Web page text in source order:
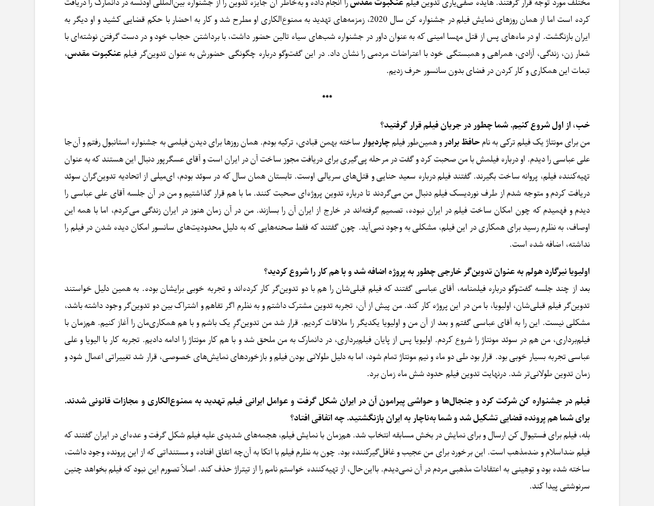
مختلف مورد توجه قرار گرفتند. هایده صفی‌یاری تدوین فیلم عنکبوت مقدسرا انجام داده و به‌خاطر آن جایزه تدوین را از جشنواره بین‌المللی اودنسه در دانمارک را دریافت
کرده است اما از همان روزهای نمایش فیلم در جشنواره کن سال 2020، زمزمه‌های تهدید به ممنوع‌الکاری او مطرح شد و کار به احضار با حکم قضایی کشید و او دیگر به
ایران بازنگشت. او در ماه‌های پس از قتل مهسا امینی که به عنوان داور در جشنواره شب‌های سیاه تالین حضور داشت، با برداشتن حجاب خود و در دست گرفتن نوشته‌ای با
شعار زن، زندگی، آزادی، همراهی و همبستگی خود با اعتراضات مردمی را نشان داد. در این گفت‌وگو درباره چگونگی حضورش به عنوان تدوین‌گر فیلم عنکبوت مقدس،
تبعات این همکاری و کار کردن در فضای بدون سانسور حرف زدیم.
***
خب، از اول شروع کنیم. شما چطور در جریان فیلم قرار گرفتید؟
من برای مونتاژ یک فیلم ترکی به نامحافظ برادر و همین‌طور فیلمچاردیوار ساخته بهمن قبادی، ترکیه بودم. همان روزها برای دیدن فیلمی به جشنواره استانبول رفتم و آن‌جا
علی عباسی را دیدم. او درباره فیلمش با من صحبت کرد و گفت در مرحله پی‌گیری برای دریافت مجوز ساخت آن در ایران است و آقای عسگرپور دنبال این هستند که به عنوان
تهیه‌کننده فیلم، پروانه ساخت بگیرند. گفتند فیلم درباره سعید حنایی و قتل‌های سریالی اوست. تابستان همان سال که در سوئد بودم، ای‌میلی از اتحادیه تدوین‌گران سوئد
دریافت کردم و متوجه شدم از طرف نوردیسک فیلم دنبال من می‌گردند تا درباره تدوین پروژه‌ای صحبت کنند. ما با هم قرار گذاشتیم و من در آن جلسه آقای علی عباسی را
دیدم و فهمیدم که چون امکان ساخت فیلم در ایران نبوده، تصمیم گرفته‌اند در خارج از ایران آن را بسازند. من در آن زمان هنوز در ایران زندگی می‌کردم، اما با همه این
اوصاف، به نظرم رسید برای همکاری در این فیلم، مشکلی به وجود نمی‌آید. چون گفتند که فقط صحنه‌هایی که به دلیل محدودیت‌های سانسور امکان دیده شدن در فیلم را
نداشته، اضافه شده است.
اولیویا نیرگارد هولم به عنوان تدوین‌گر خارجی چطور به پروژه اضافه شد و با هم کار را شروع کردید؟
بعد از چند جلسه گفت‌وگو درباره فیلمنامه، آقای عباسی گفتند که فیلم قبلی‌شان را هم با دو تدوین‌گر کار کرده‌اند و تجربه خوبی برایشان بوده. به همین دلیل خواستند
تدوین‌گر فیلم قبلی‌شان، اولیویا، با من در این پروژه کار کند. من پیش از آن، تجربه تدوین مشترک داشتم و به نظرم اگر تفاهم و اشتراک بین دو تدوین‌گر وجود داشته باشد،
مشکلی نیست. این را به آقای عباسی گفتم و بعد از آن من و اولیویا یکدیگر را ملاقات کردیم. قرار شد من تدوین‌گرِ یک باشم و با هم همکاری‌مان را آغاز کنیم. هم‌زمان با
فیلم‌برداری، من هم در سوئد مونتاژ را شروع کردم. اولیویا پس از پایان فیلم‌برداری، در دانمارک به من ملحق شد و با هم کار مونتاژ را ادامه دادیم. تجربه کار با الیویا و علی
عباسی تجربه بسیار خوبی بود. قرار بود طی دو ماه و نیم مونتاژ تمام شود، اما به دلیل طولانی بودن فیلم و بازخوردهای نمایش‌های خصوصی، قرار شد تغییراتی اعمال شود و
زمان تدوین طولانی‌تر شد. درنهایت تدوین فیلم حدود شش ماه زمان برد.
فیلم در جشنواره کن شرکت کرد و جنجال‌ها و حواشی پیرامون آن در ایران شکل گرفت و عوامل ایرانی فیلم تهدید به ممنوع‌الکاری و مجازات قانونی شدند.
برای شما هم پرونده قضایی تشکیل شد و شما به‌ناچار به ایران بازنگشتید. چه اتفاقی افتاد؟
بله، فیلم برای فستیوال کن ارسال و برای نمایش در بخش مسابقه انتخاب شد. هم‌زمان با نمایش فیلم، هجمه‌های شدیدی علیه فیلم شکل گرفت و عده‌ای در ایران گفتند که
فیلم ضداسلام و ضدمذهب است. این برخورد برای من عجیب و غافل‌گیرکننده بود. چون به نظرم فیلم با اتکا به آن‌چه اتفاق افتاده و مستنداتی که از این پرونده وجود داشت،
ساخته شده بود و توهینی به اعتقادات مذهبی مردم در آن نمی‌دیدم. بااین‌حال، از تهیه‌کننده خواستم نامم را از تیتراژ حذف کند. اصلاً تصورم این نبود که فیلم بخواهد چنین
سرنوشتی پیدا کند.